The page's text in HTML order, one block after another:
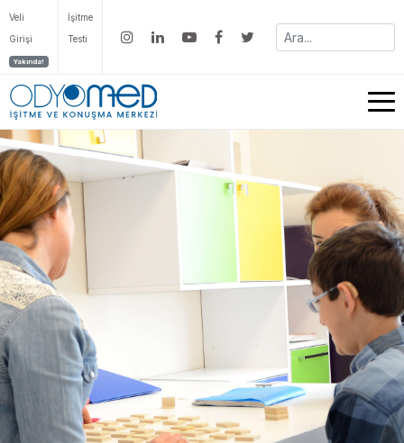
Veli
Girişi
Yakında!
İşitme
Testi